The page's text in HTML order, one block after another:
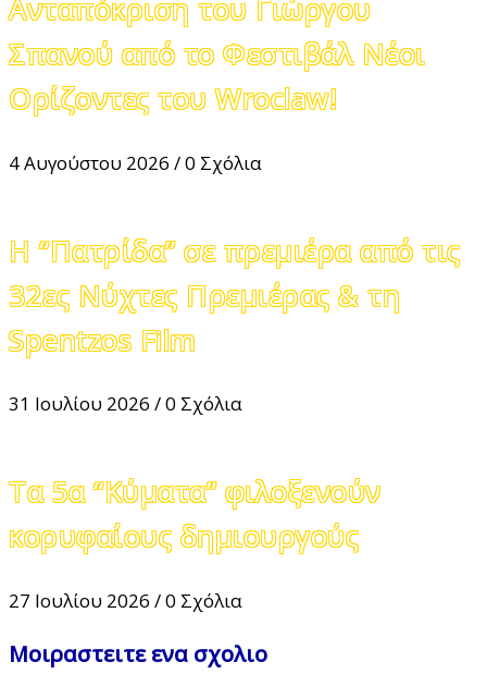
Ανταπόκριση του Γιώργου
Σπανού από το Φεστιβάλ Νέοι
Ορίζοντες του Wroclaw!
4 Αυγούστου 2026 /0 Σχόλια
Η “Πατρίδα” σε πρεμιέρα από τις
32ες Νύχτες Πρεμιέρας & τη
Spentzos Film
31 Ιουλίου 2026 /0 Σχόλια
Τα 5α “Κύματα” φιλοξενούν
κορυφαίους δημιουργούς
27 Ιουλίου 2026 /0 Σχόλια
Μοιραστειτε ενα σχολιο